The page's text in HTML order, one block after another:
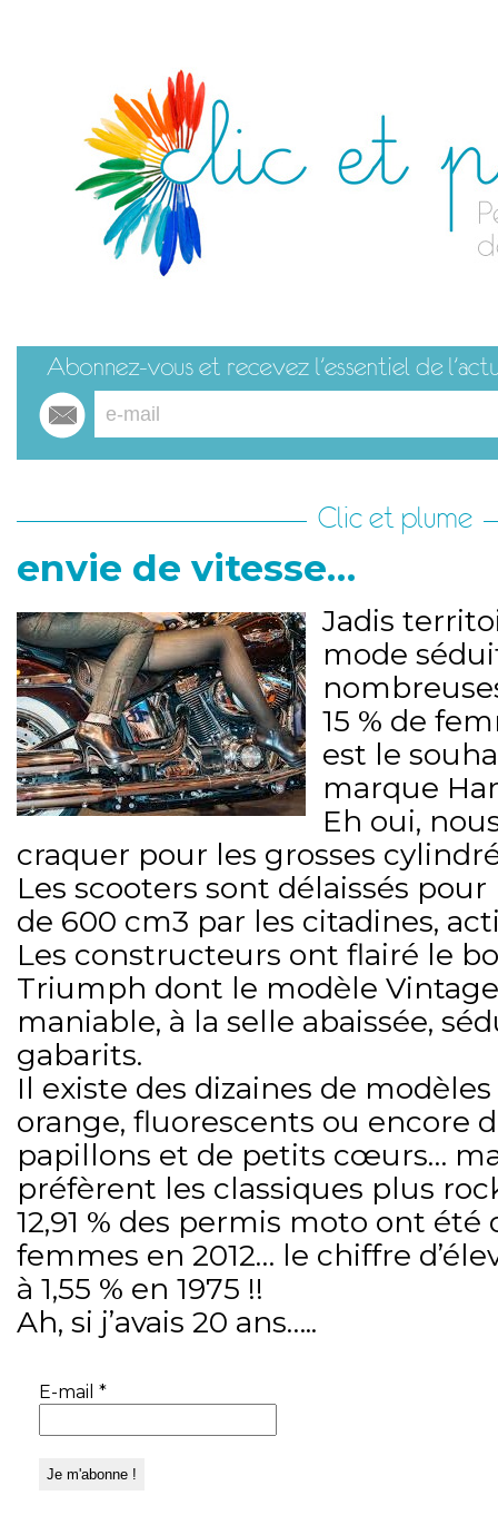
Clic et plume
envie de vitesse…
Jadis
mode
15 % de
est le
marque
Eh oui,
craquer pour les grosses
Les scooters sont délaissés
de 600 cm3 par les citadines,
Les constructeurs ont flairé le
Triumph dont le modèle
maniable, à la selle abaissée,
gabarits.
Il existe des dizaines de
orange, fluorescents ou encore
papillons et de petits cœurs…
préfèrent les classiques plus
12,91 % des permis moto ont été
femmes en 2012… le chiffre
à 1,55 % en 1975 !!
Ah, si j’avais 20 ans…..
E-mail *